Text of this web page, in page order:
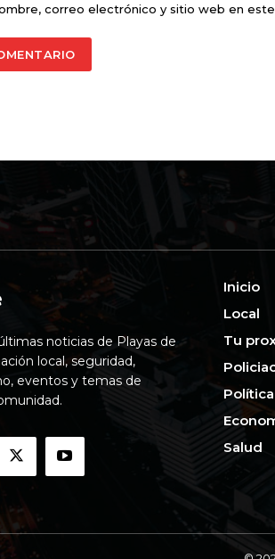
correo electrónico y sitio web en
noticias de Playas de
local, seguridad,
eventos y temas de
Inicio
Local
Tu
Política
Salud